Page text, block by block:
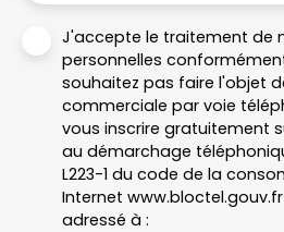
J'accepte le traitement de
personnelles conformément
souhaitez pas faire l'objet
commerciale par voie
vous inscrire gratuitement
au démarchage
L223-1 du code de la
Internet
adressé à :